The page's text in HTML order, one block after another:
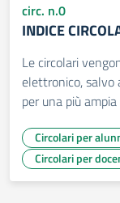
circ. n.0
INDICE
Le circolari
elettronico, salvo
per una più
Circolari per
Circolari per